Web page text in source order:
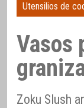
Utensilios de
Vasos
Zoku Slush